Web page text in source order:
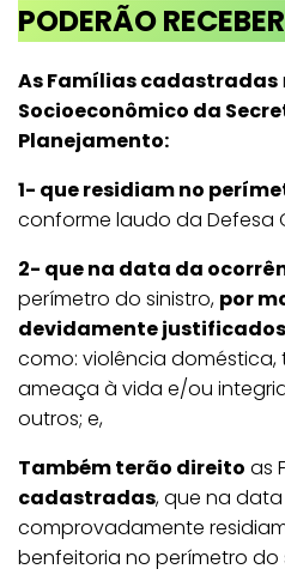
PODERÃO
As Famílias cadastradas
Socioeconômico da
Planejamento:
1- que residiam no
conforme laudo da Defesa
2- que na data da
perímetro do sinistro, por
devidamente
como: violência
ameaça à vida e/ou
outros; e,
Também terão direito as
cadastradas, que na
comprovadamente
benfeitoria no perímetro do